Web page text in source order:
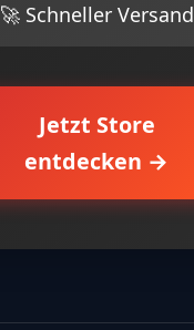
🚀 Schneller Versand
Jetzt Store
entdecken →